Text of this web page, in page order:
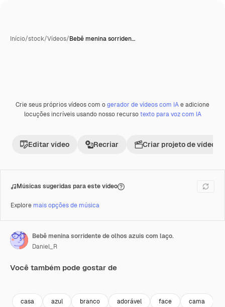
Início/stock/Vídeos/Bebê menina sorriden…
Premium
Crie seus próprios vídeos com ogerador de vídeos com IAe adicione
locuções incríveis usando nosso recursotexto para voz com IA
Editar vídeo Recriar Criar projeto de vídeo
Músicas sugeridas para este vídeo
Explore mais opções de música
Bebê menina sorridente de olhos azuis com laço.
Daniel_R
Você também pode gostar de
casa azul branco adorável face cama